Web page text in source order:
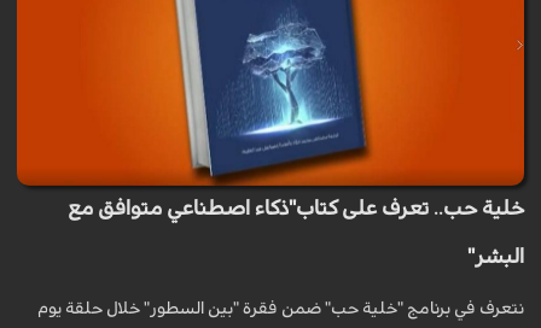
خلية حب.. تعرف على كتاب"ذكاء اصطناعي متوافق مع
البشر"
نتعرف في برنامج "خلية حب" ضمن فقرة "بين السطور" خلال حلقة يوم